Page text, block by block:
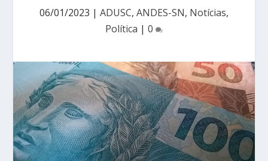
06/01/2023 | ADUSC, ANDES-SN, Notícias,
Política | 0